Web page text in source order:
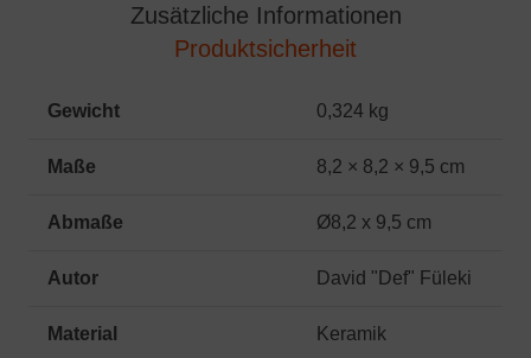
Zusätzliche Informationen
Produktsicherheit
Gewicht 0,324 kg
Maße 8,2 × 8,2 × 9,5 cm
Abmaße Ø8,2 x 9,5 cm
Autor David "Def" Füleki
Material Keramik